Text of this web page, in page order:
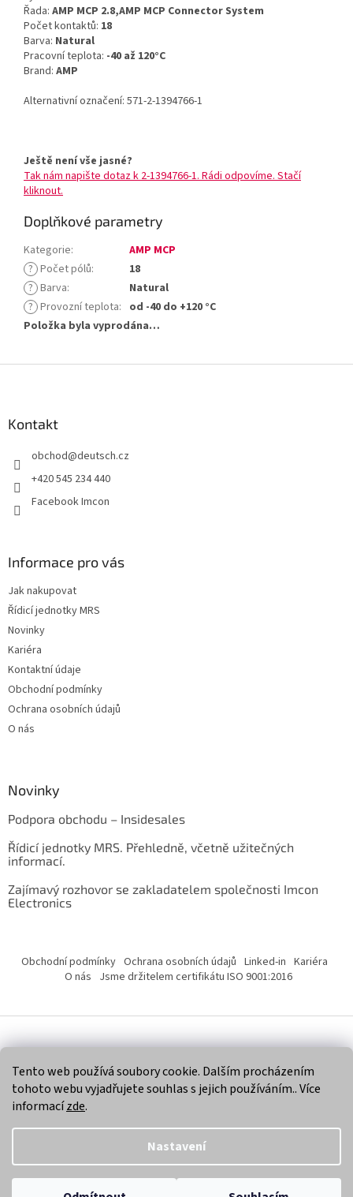
Tento web používá soubory cookie. Dalším procházením
tohoto webu vyjadřujete souhlas s jejich používáním.. Více
informacízde.
Nastavení
Řada: AMP MCP 2.8,AMP MCP Connector System
Počet kontaktů: 18
Barva: Natural
Pracovní teplota: -40 až 120°C
Brand: AMP
Alternativní označení: 571-2-1394766-1
Ještě není vše jasné?
Tak nám napište dotaz k 2-1394766-1. Rádi odpovíme. Stačí
kliknout.
Doplňkové parametry
Kategorie:
AMP MCP
? Počet pólů:
18
? Barva:
Natural
? Provozní teplota: od -40 do +120 °C
Položka byla vyprodána…
Kontakt
obchod@deutsch.cz
+420 545 234 440
Facebook Imcon
Informace pro vás
Jak nakupovat
Řídicí jednotky MRS
Novinky
Kariéra
Kontaktní údaje
Obchodní podmínky
Ochrana osobních údajů
O nás
Novinky
Podpora obchodu – Insidesales
Řídicí jednotky MRS. Přehledně, včetně užitečných
informací.
Zajímavý rozhovor se zakladatelem společnosti Imcon
Electronics
Obchodní podmínky Ochrana osobních údajů Linked-in Kariéra
O nás Jsme držitelem certifikátu ISO 9001:2016
Copyright 2026